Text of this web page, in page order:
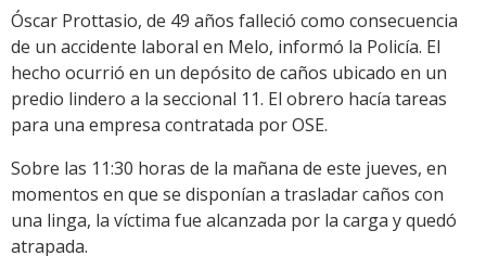
Óscar Prottasio, de 49 años falleció como consecuencia
de un accidente laboral en Melo, informó la Policía. El
hecho ocurrió en un depósito de caños ubicado en un
predio lindero a la seccional 11. El obrero hacía tareas
para una empresa contratada por OSE.
Sobre las 11:30 horas de la mañana de este jueves, en
momentos en que se disponían a trasladar caños con
una linga, la víctima fue alcanzada por la carga y quedó
atrapada.